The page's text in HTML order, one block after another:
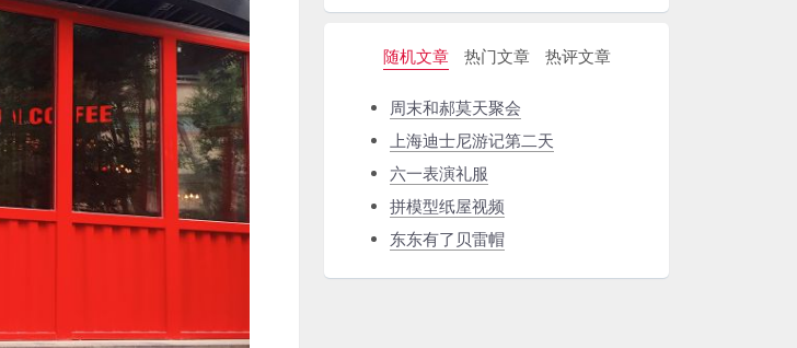
随机文章 热门文章 热评文章
周末和郝莫天聚会
上海迪士尼游记第二天
六一表演礼服
拼模型纸屋视频
东东有了贝雷帽